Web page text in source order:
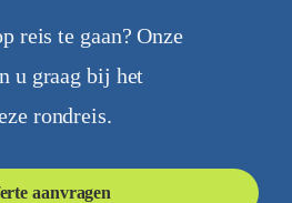
reis te gaan? Onze
u graag bij het
rondreis.
aanvragen